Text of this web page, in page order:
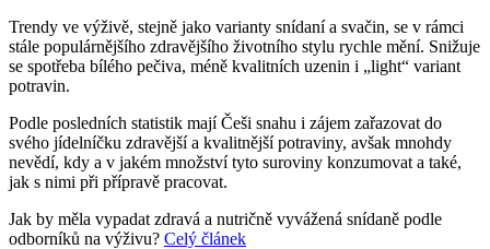
Trendy ve výživě, stejně jako varianty snídaní a svačin, se v rámci
stále populárnějšího zdravějšího životního stylu rychle mění. Snižuje
se spotřeba bílého pečiva, méně kvalitních uzenin i „light“ variant
potravin.
Podle posledních statistik mají Češi snahu i zájem zařazovat do
svého jídelníčku zdravější a kvalitnější potraviny, avšak mnohdy
nevědí, kdy a v jakém množství tyto suroviny konzumovat a také,
jak s nimi při přípravě pracovat.
Jak by měla vypadat zdravá a nutričně vyvážená snídaně podle
odborníků na výživu? Celý článek